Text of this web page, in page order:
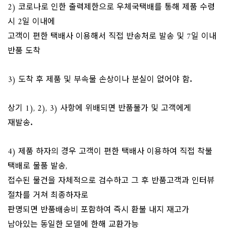
2) 코로나로 인한 출력제한으로 우체국택배를 통해 제품 수령
시 2일 이내에
고객이 편한 택배사 이용해서 직접 반송처로 발송 및 7일 이내
반품 도착
3) 도착 후 제품 및 부속물 손상이나 분실이 없어야 함.
상기 1), 2), 3) 사항에 위배되면 반품불가 및 고객에게
재발송.
4) 제품 하자의 경우 고객이 편한 택배사 이용하여 직접 착불
택배로 물품 발송,
접수된 물건을 자체적으로 검수하고 그 후 반품고객과 인터뷰
절차를 거쳐 최종하자로
판명되면 반품배송비 포함하여 즉시 환불 내지 재고가
남아있는 동일한 모델에 한해 교환가능